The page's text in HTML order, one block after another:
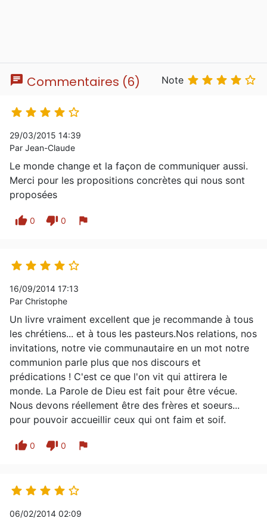
chat Commentaires (6) Note     
    
29/03/2015 14:39
Par Jean-Claude
Le monde change et la façon de communiquer aussi.
Merci pour les propositions concrètes qui nous sont
proposées
thumb_up 0 thumb_down 0 flag
    
16/09/2014 17:13
Par Christophe
Un livre vraiment excellent que je recommande à tous
les chrétiens... et à tous les pasteurs.Nos relations, nos
invitations, notre vie communautaire en un mot notre
communion parle plus que nos discours et
prédications ! C'est ce que l'on vit qui attirera le
monde. La Parole de Dieu est fait pour être vécue.
Nous devons réellement être des frères et soeurs...
pour pouvoir accueillir ceux qui ont faim et soif.
thumb_up 0 thumb_down 0 flag
    
06/02/2014 02:09